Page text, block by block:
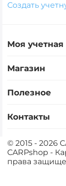
Создать
Моя учетная
Магазин
Полезное
Контакты
© 2015 - 2026
CARPshop -
права